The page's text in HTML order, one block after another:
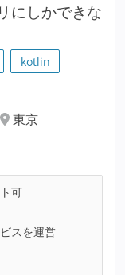
にしかできな
kotlin
東京
可
スを運営